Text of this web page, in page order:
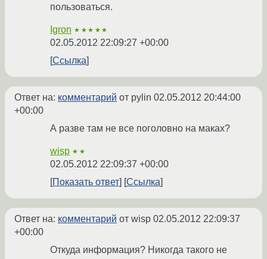
пользоваться.
Igron ★★★★★
02.05.2012 22:09:27 +00:00
Ссылка
Ответ на: комментарий от pylin 02.05.2012 20:44:00
+00:00
А разве там не все поголовно на маках?
wisp ★★
02.05.2012 22:09:37 +00:00
Показать ответ
Ссылка
Ответ на: комментарий от wisp 02.05.2012 22:09:37
+00:00
Откуда информация? Никогда такого не